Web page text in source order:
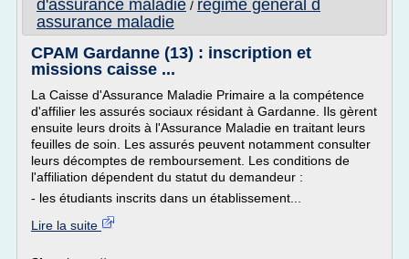
d'assurance maladie / regime general d
assurance maladie
CPAM Gardanne (13) : inscription et
missions caisse ...
La Caisse d'Assurance Maladie Primaire a la compétence
d'affilier les assurés sociaux résidant à Gardanne. Ils gèrent
ensuite leurs droits à l'Assurance Maladie en traitant leurs
feuilles de soin. Les assurés peuvent notamment consulter
leurs décomptes de remboursement. Les conditions de
l'affiliation dépendent du statut du demandeur :
- les étudiants inscrits dans un établissement...
Lire la suite